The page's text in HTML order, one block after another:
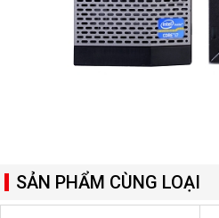
SẢN PHẨM CÙNG LOẠI